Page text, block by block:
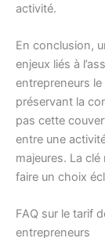
activité.
En conclusion,
enjeux liés à
entrepreneurs
préservant la
pas cette
entre une
majeures. La
faire un choix
FAQ sur le tarif
entrepreneurs